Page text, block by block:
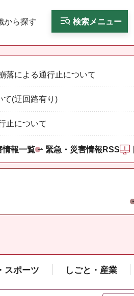
から探す 検索メニュー
落による通行止について
て(迂回路有り)
止について
情報一覧 緊急・災害情報RSS
スポーツ しごと・産業